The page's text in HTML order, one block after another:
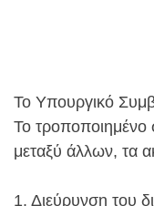
Το Υπουργικό
Το τροποποιημένο
μεταξύ άλλων, τα
1. Διεύρυνση του